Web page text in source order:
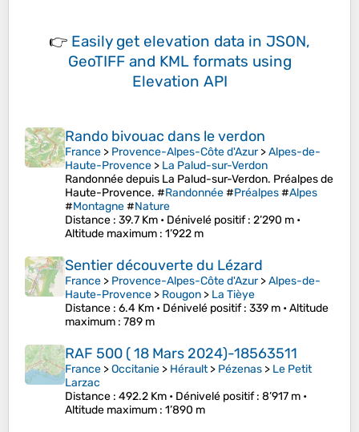
👉 Easily get elevation data in JSON,
GeoTIFF and KML formats using
Elevation API
Rando bivouac dans le verdon
France > Provence-Alpes-Côte d'Azur>Alpes-de-
Haute-Provence > La Palud-sur-Verdon
Randonnée depuis La Palud-sur-Verdon. Préalpes de
Haute-Provence. #Randonnée#Préalpes#Alpes
#Montagne#Nature
Distance : 39.7 Km • Dénivelé positif: 2’290 m •
Altitude maximum : 1’922 m
Sentier découverte du Lézard
France > Provence-Alpes-Côte d'Azur>Alpes-de-
Haute-Provence > Rougon > La Tièye
Distance : 6.4 Km • Dénivelé positif: 339 m •Altitude
maximum : 789 m
RAF 500 ( 18 Mars 2024)-18563511
France >Occitanie > Hérault> Pézenas > Le Petit
Larzac
Distance : 492.2 Km • Dénivelé positif: 8’917 m •
Altitude maximum : 1’890 m